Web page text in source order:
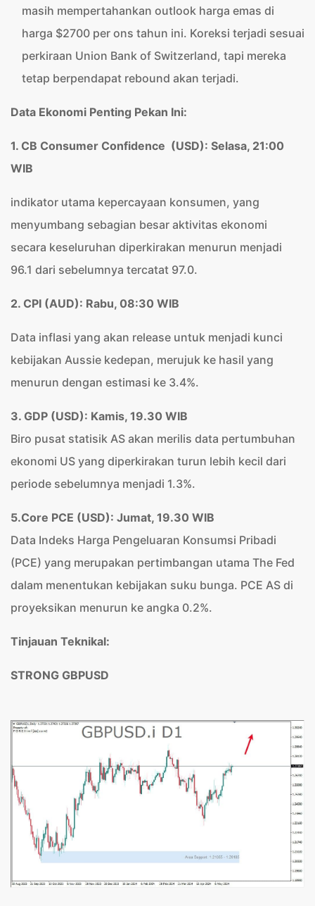
masih mempertahankan outlook harga emas di
harga $2700 per ons tahun ini. Koreksi terjadi sesuai
perkiraan Union Bank of Switzerland, tapi mereka
tetap berpendapat rebound akan terjadi.
Data Ekonomi Penting Pekan Ini:
1. CB Consumer Confidence (USD): Selasa, 21:00
WIB
indikator utama kepercayaan konsumen, yang
menyumbang sebagian besar aktivitas ekonomi
secara keseluruhan diperkirakan menurun menjadi
96.1 dari sebelumnya tercatat 97.0.
2. CPI (AUD): Rabu, 08:30 WIB
Data inflasi yang akan release untuk menjadi kunci
kebijakan Aussie kedepan, merujuk ke hasil yang
menurun dengan estimasi ke 3.4%.
3. GDP (USD): Kamis, 19.30 WIB
Biro pusat statisik AS akan merilis data pertumbuhan
ekonomi US yang diperkirakan turun lebih kecil dari
periode sebelumnya menjadi 1.3%.
5.Core PCE (USD): Jumat, 19.30 WIB
Data Indeks Harga Pengeluaran Konsumsi Pribadi
(PCE) yang merupakan pertimbangan utama The Fed
dalam menentukan kebijakan suku bunga. PCE AS di
proyeksikan menurun ke angka 0.2%.
Tinjauan Teknikal:
STRONG GBPUSD